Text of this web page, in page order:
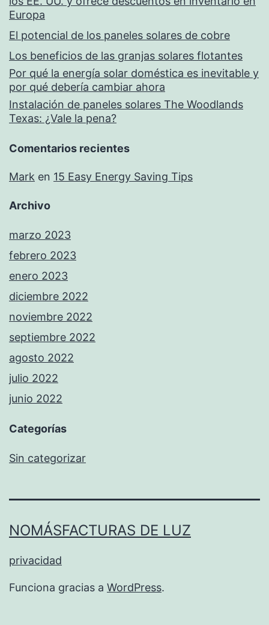
Europa
El potencial de los paneles solares de cobre
Los beneficios de las granjas solares flotantes
Por qué la energía solar doméstica es inevitable y
por qué debería cambiar ahora
Instalación de paneles solares The Woodlands
Texas: ¿Vale la pena?
Comentarios recientes
Mark en 15 Easy Energy Saving Tips
Archivo
marzo 2023
febrero 2023
enero 2023
diciembre 2022
noviembre 2022
septiembre 2022
agosto 2022
julio 2022
junio 2022
Categorías
Sin categorizar
NOMÁSFACTURAS DE LUZ
privacidad
Funciona gracias a WordPress.